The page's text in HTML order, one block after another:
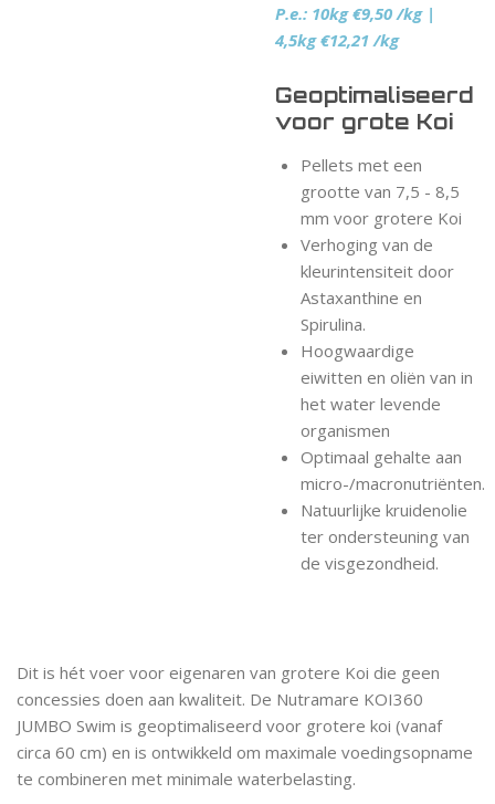
P.e.: 10kg €9,50 /kg |
4,5kg €12,21 /kg
Geoptimaliseerd
voor grote Koi
Pellets met een
grootte van 7,5 - 8,5
mm voor grotere Koi
Verhoging van de
kleurintensiteit door
Astaxanthine en
Spirulina.
Hoogwaardige
eiwitten en oliën van in
het water levende
organismen
Optimaal gehalte aan
micro-/macronutriënten.
Natuurlijke kruidenolie
ter ondersteuning van
de visgezondheid.
Dit is hét voer voor eigenaren van grotere Koi die geen
concessies doen aan kwaliteit. De Nutramare KOI360
JUMBO Swim is geoptimaliseerd voor grotere koi (vanaf
circa 60 cm) en is ontwikkeld om maximale voedingsopname
te combineren met minimale waterbelasting.